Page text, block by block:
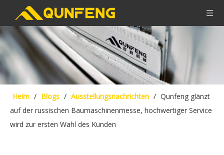
Heim / Blogs / Ausstellungsnachrichten / Qunfeng glänzt
auf der russischen Baumaschinenmesse, hochwertiger Service
wird zur ersten Wahl des Kunden